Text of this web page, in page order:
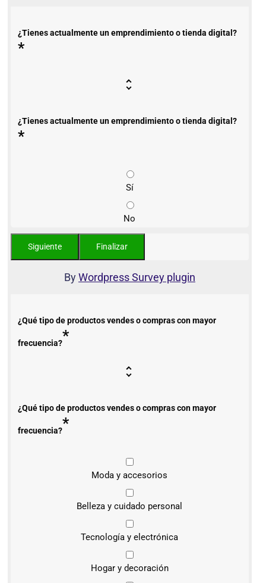
¿Tienes actualmente un emprendimiento o tienda digital?
*
¿Tienes actualmente un emprendimiento o tienda digital?
*
Sí
No
ByWordpress Survey plugin
¿Qué tipo de productos vendes o compras con mayor
frecuencia?*
¿Qué tipo de productos vendes o compras con mayor
frecuencia?*
Moda y accesorios
Belleza y cuidado personal
Tecnología y electrónica
Hogar y decoración